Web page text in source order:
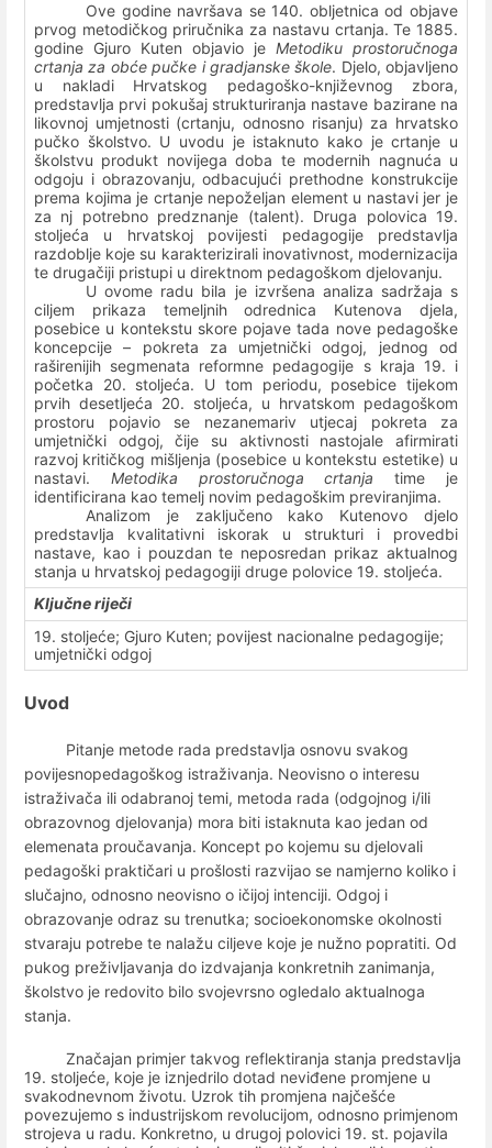
Ove godine navršava se 140. obljetnica od objave
prvog metodičkog priručnika za nastavu crtanja. Te 1885.
godine Gjuro Kuten objavio je Metodiku prostoručnoga
crtanja za obće pučke i gradjanske škole. Djelo, objavljeno
u nakladi Hrvatskog pedagoško-književnog zbora,
predstavlja prvi pokušaj strukturiranja nastave bazirane na
likovnoj umjetnosti (crtanju, odnosno risanju) za hrvatsko
pučko školstvo. U uvodu je istaknuto kako je crtanje u
školstvu produkt novijega doba te modernih nagnuća u
odgoju i obrazovanju, odbacujući prethodne konstrukcije
prema kojima je crtanje nepoželjan element u nastavi jer je
za nj potrebno predznanje (talent). Druga polovica 19.
stoljeća u hrvatskoj povijesti pedagogije predstavlja
razdoblje koje su karakterizirali inovativnost, modernizacija
te drugačiji pristupi u direktnom pedagoškom djelovanju.
U ovome radu bila je izvršena analiza sadržaja s
ciljem prikaza temeljnih odrednica Kutenova djela,
posebice u kontekstu skore pojave tada nove pedagoške
koncepcije – pokreta za umjetnički odgoj, jednog od
raširenijih segmenata reformne pedagogije s kraja 19. i
početka 20. stoljeća. U tom periodu, posebice tijekom
prvih desetljeća 20. stoljeća, u hrvatskom pedagoškom
prostoru pojavio se nezanemariv utjecaj pokreta za
umjetnički odgoj, čije su aktivnosti nastojale afirmirati
razvoj kritičkog mišljenja (posebice u kontekstu estetike) u
nastavi. Metodika prostoručnoga crtanja time je
identificirana kao temelj novim pedagoškim previranjima.
Analizom je zaključeno kako Kutenovo djelo
predstavlja kvalitativni iskorak u strukturi i provedbi
nastave, kao i pouzdan te neposredan prikaz aktualnog
stanja u hrvatskoj pedagogiji druge polovice 19. stoljeća.
Ključne riječi
19. stoljeće; Gjuro Kuten; povijest nacionalne pedagogije;
umjetnički odgoj
Uvod
Pitanje metode rada predstavlja osnovu svakog
povijesnopedagoškog istraživanja. Neovisno o interesu
istraživača ili odabranoj temi, metoda rada (odgojnog i/ili
obrazovnog djelovanja) mora biti istaknuta kao jedan od
elemenata proučavanja. Koncept po kojemu su djelovali
pedagoški praktičari u prošlosti razvijao se namjerno koliko i
slučajno, odnosno neovisno o ičijoj intenciji. Odgoj i
obrazovanje odraz su trenutka; socioekonomske okolnosti
stvaraju potrebe te nalažu ciljeve koje je nužno popratiti. Od
pukog preživljavanja do izdvajanja konkretnih zanimanja,
školstvo je redovito bilo svojevrsno ogledalo aktualnoga
stanja.
Značajan primjer takvog reflektiranja stanja predstavlja
19. stoljeće, koje je iznjedrilo dotad neviđene promjene u
svakodnevnom životu. Uzrok tih promjena najčešće
povezujemo s industrijskom revolucijom, odnosno primjenom
strojeva u radu. Konkretno, u drugoj polovici 19. st. pojavila